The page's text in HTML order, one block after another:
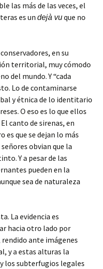
las más de las veces, el
es un dejà vuque no
en su
territorial, muy cómodo
del mundo. Y “cada
Lo de contaminarse
y étnica de lo identitario
O eso es lo que ellos
canto de sirenas, en
es que se dejan lo más
obvian que la
Y a pesar de las
pueden en la
sea de naturaleza
La evidencia es
hacia otro lado por
ante imágenes
y a estas alturas la
los subterfugios legales